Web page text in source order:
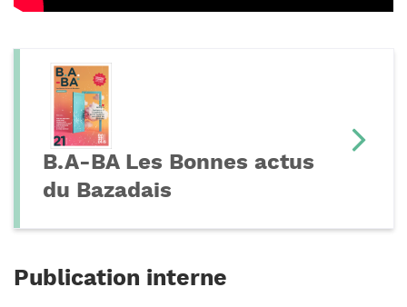
B.A-BA Les Bonnes actus
du Bazadais
Publication interne